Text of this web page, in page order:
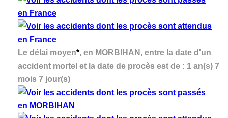
Le délai moyen*, en MORBIHAN, entre la date d'un
accident mortel et la date de procès est de : 1 an(s) 7
mois 7 jour(s)